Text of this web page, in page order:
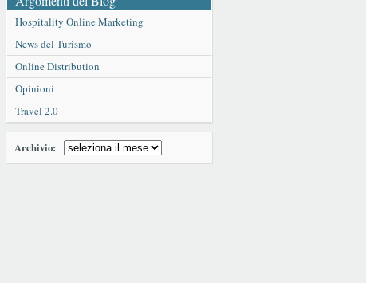
Hospitality Online Marketing
News del Turismo
Online Distribution
Opinioni
Travel 2.0
Archivio: